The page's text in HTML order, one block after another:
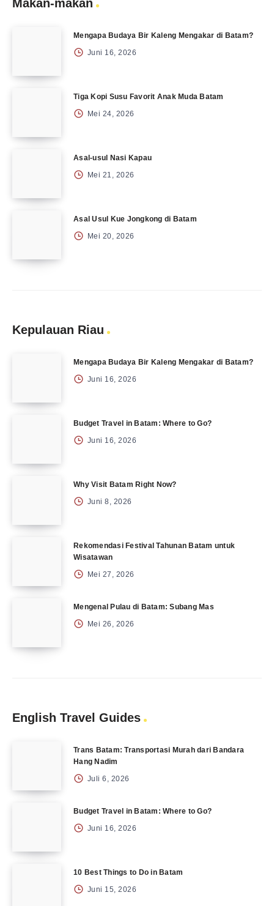
Makan-makan
Mengapa Budaya Bir Kaleng Mengakar di Batam?
Juni 16, 2026
Tiga Kopi Susu Favorit Anak Muda Batam
Mei 24, 2026
Asal-usul Nasi Kapau
Mei 21, 2026
Asal Usul Kue Jongkong di Batam
Mei 20, 2026
Kepulauan Riau
Mengapa Budaya Bir Kaleng Mengakar di Batam?
Juni 16, 2026
Budget Travel in Batam: Where to Go?
Juni 16, 2026
Why Visit Batam Right Now?
Juni 8, 2026
Rekomendasi Festival Tahunan Batam untuk
Wisatawan
Mei 27, 2026
Mengenal Pulau di Batam: Subang Mas
Mei 26, 2026
English Travel Guides
Trans Batam: Transportasi Murah dari Bandara
Hang Nadim
Juli 6, 2026
Budget Travel in Batam: Where to Go?
Juni 16, 2026
10 Best Things to Do in Batam
Juni 15, 2026